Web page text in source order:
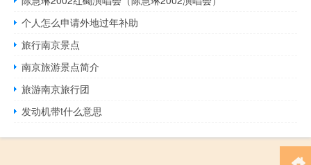
个人怎么申请外地过年补助
旅行南京景点
南京旅游景点简介
旅游南京旅行团
发动机带t什么意思